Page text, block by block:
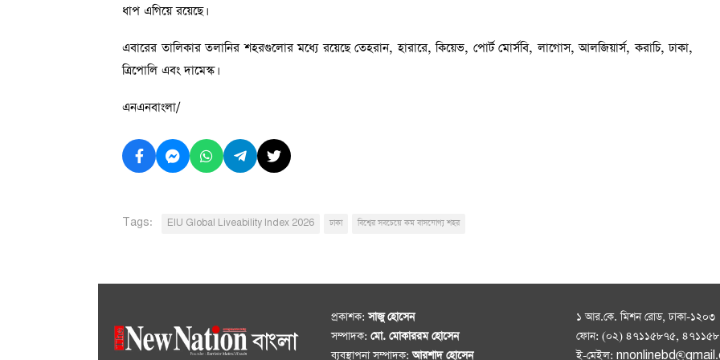
ধাপ এগিয়ে রয়েছে।
এবারের তালিকার তলানির শহরগুলোর মধ্যে রয়েছে তেহরান, হারারে, কিয়েভ, পোর্ট মোর্সবি, লাগোস, আলজিয়ার্স, করাচি, ঢাকা,
ত্রিপোলি এবং দামেস্ক।
এনএনবাংলা/
Tags: EIU Global Liveability Index 2026 ঢাকা বিশ্বের সবচেয়ে কম বাসযোগ্য শহর
প্রকাশক:সাজু হোসেন
সম্পাদক: মো. মোকাররম হোসেন
ব্যবস্থাপনা সম্পাদক:আরশাদ হোসেন
১ আর.কে. মিশন রোড, ঢাকা-১২০৩
ফোন: (০২) ৪৭১১৫৮৭৫,
ই-মেইল: